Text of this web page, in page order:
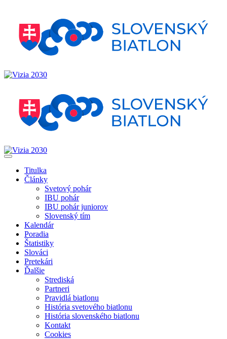
Titulka
Články
Svetový pohár
IBU pohár
IBU pohár juniorov
Slovenský tím
Kalendár
Poradia
Štatistiky
Slováci
Pretekári
Ďalšie
Strediská
Partneri
Pravidlá biatlonu
História svetového biatlonu
História slovenského biatlonu
Kontakt
Cookies